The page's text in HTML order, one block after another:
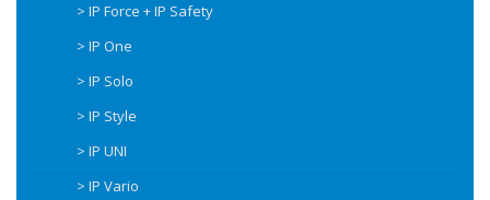
> IP Force + IP Safety
> IP One
> IP Solo
> IP Style
> IP UNI
> IP Vario